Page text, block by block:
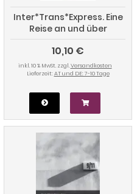
Inter*Trans*Express. Eine
Reise an und über
Geschlechtergrenzen
10,10 €
inkl. 10 % MwSt. zzgl.Versandkosten
Lieferzeit: AT und DE: 7-10 Tage